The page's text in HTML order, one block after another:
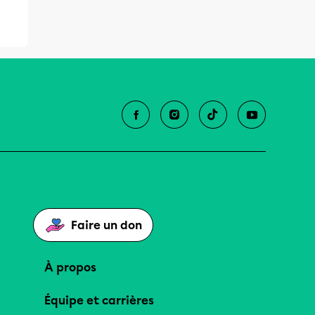
Faire un don
À propos
Équipe et carrières